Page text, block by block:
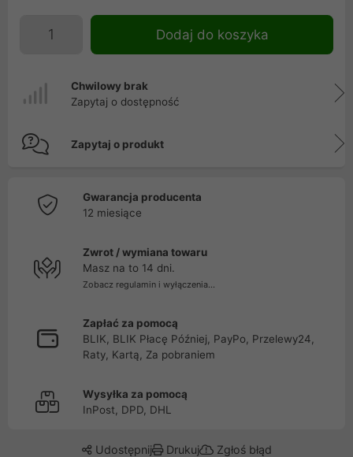
Dodaj do koszyka
Chwilowy brak
Zapytaj o dostępność
Zapytaj o produkt
Gwarancja producenta
12 miesiące
Zwrot / wymiana towaru
Masz na to 14 dni.
Zobacz regulamin i wyłączenia...
Zapłać za pomocą
BLIK, BLIK Płacę Później, PayPo, Przelewy24,
Raty, Kartą, Za pobraniem
Wysyłka za pomocą
InPost, DPD, DHL
Udostępnij Drukuj Zgłoś błąd